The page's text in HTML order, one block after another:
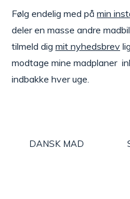
Følg endelig med på min
deler en masse andre
tilmeld dig mit nyhedsbrev
modtage mine madplaner
indbakke hver uge.
DANSK MAD